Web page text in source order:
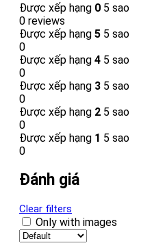
Được xếp hạng 0 5 sao
0 reviews
Được xếp hạng 5 5 sao
0
Được xếp hạng 4 5 sao
0
Được xếp hạng 3 5 sao
0
Được xếp hạng 2 5 sao
0
Được xếp hạng 1 5 sao
0
Đánh giá
Clear filters
Only with images